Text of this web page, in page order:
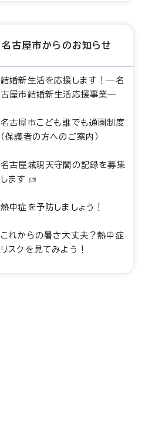
名古屋市からのお知らせ
結婚新生活を応援します！―名
古屋市結婚新生活応援事業―
名古屋市こども誰でも通園制度
（保護者の方へのご案内）
名古屋城現天守閣の記録を募集
します
熱中症を予防しましょう！
これからの暑さ大丈夫？熱中症
リスクを見てみよう！